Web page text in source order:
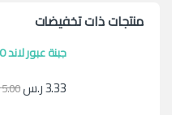
منتجات ذات تخفيضات
جبنة عبور لاند 250 جرام بالقشطه
3.33ر.س5.00